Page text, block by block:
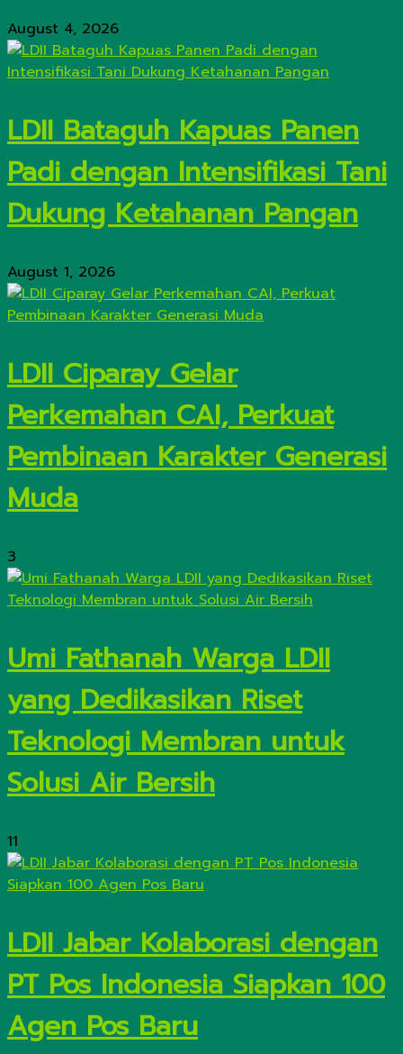
August 4, 2026
LDII Bataguh Kapuas Panen
Padi dengan Intensifikasi Tani
Dukung Ketahanan Pangan
August 1, 2026
LDII Ciparay Gelar
Perkemahan CAI, Perkuat
Pembinaan Karakter Generasi
Muda
3
Umi Fathanah Warga LDII
yang Dedikasikan Riset
Teknologi Membran untuk
Solusi Air Bersih
11
LDII Jabar Kolaborasi dengan
PT Pos Indonesia Siapkan 100
Agen Pos Baru